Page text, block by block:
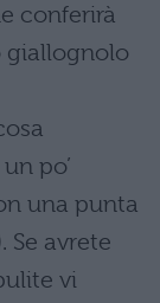
conferirà
giallognolo
po’
una punta
Se avrete
vi